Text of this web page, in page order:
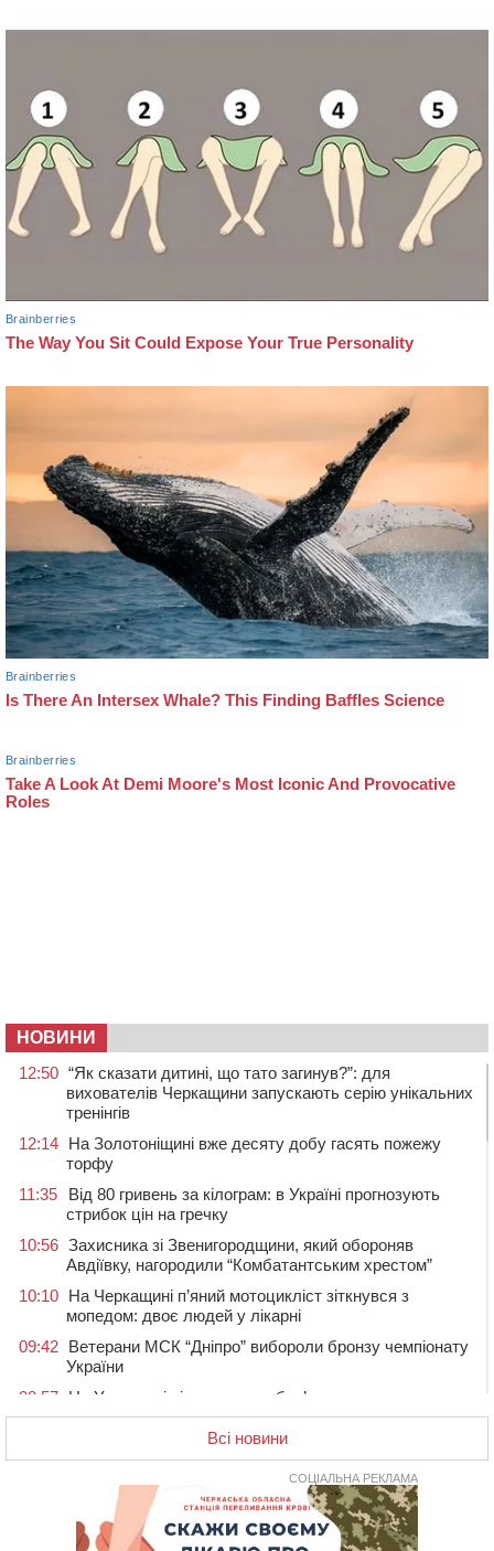
НОВИНИ
12:50 “Як сказати дитині, що тато загинув?”: для
вихователів Черкащини запускають серію унікальних
тренінгів
12:14 На Золотоніщині вже десяту добу гасять пожежу
торфу
11:35
Від 80 гривень за кілограм: в Україні прогнозують
стрибок цін на гречку
10:56 Захисника зі Звенигородщини, який обороняв
Авдіївку, нагородили “Комбатантським хрестом”
10:10 На Черкащині п’яний мотоцикліст зіткнувся з
мопедом: двоє людей у лікарні
09:42 Ветерани МСК “Дніпро” вибороли бронзу чемпіонату
України
08:57 На Уманщині підрядника зобов’язали сплатити понад
670 тис грн штрафу за незаконні зміни до договору
Обрано претендента на посаду директора
Уманські міграційники видворили з країни грузина,
який відсидів термін у колонії
Всі новини
СОЦІАЛЬНА РЕКЛАМА